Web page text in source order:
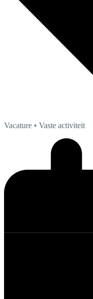
Vacature • Vaste activiteit